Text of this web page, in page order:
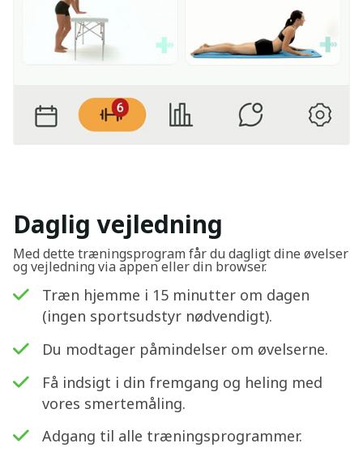
Daglig vejledning
Med dette træningsprogram får du dagligt dine øvelser
og vejledning via appen eller din browser.
Træn hjemme i 15 minutter om dagen
(ingen sportsudstyr nødvendigt).
Du modtager påmindelser om øvelserne.
Få indsigt i din fremgang og heling med
vores smertemåling.
Adgang til alle træningsprogrammer.